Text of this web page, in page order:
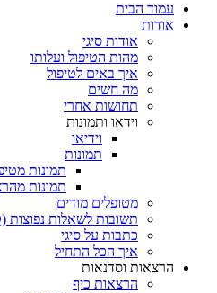
עמוד הבית
אודות
אודות סיגי
מהות הטיפול ועלותו
איך באים לטיפול
מה חשים
תחושות אחרי
וידאו ותמונות
וידיאו
תמונות
תמונות
תמונות
מטופלים מודים
תשובות לשאלות נפוצות (FAQ)
כתבות על סיגי
איך הכל התחיל
הרצאות וסדנאות
הרצאות כיף